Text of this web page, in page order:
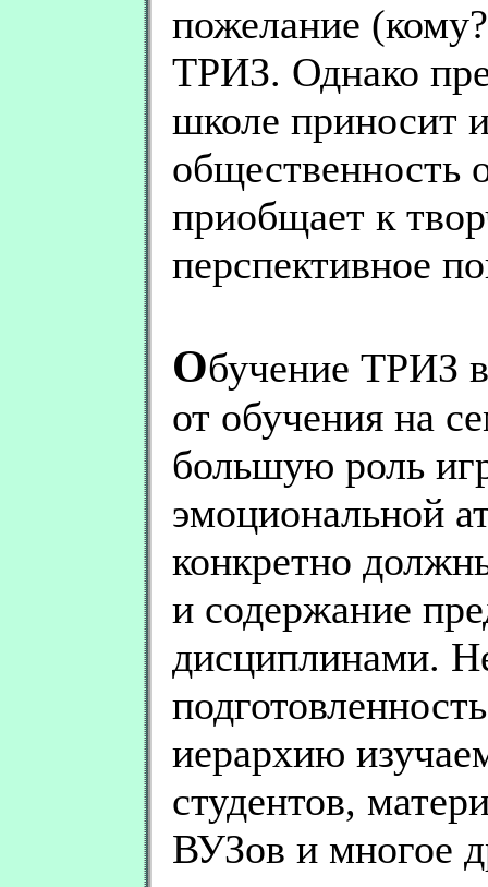
пожелание
ТРИЗ. Однако
школе приносит
общественность
приобщает к
перспективное
Oбучение ТРИЗ
от обучения на
большую роль
эмоциональной
конкретно
и содержание
дисциплинами.
иерархию
студентов,
ВУЗов и многое